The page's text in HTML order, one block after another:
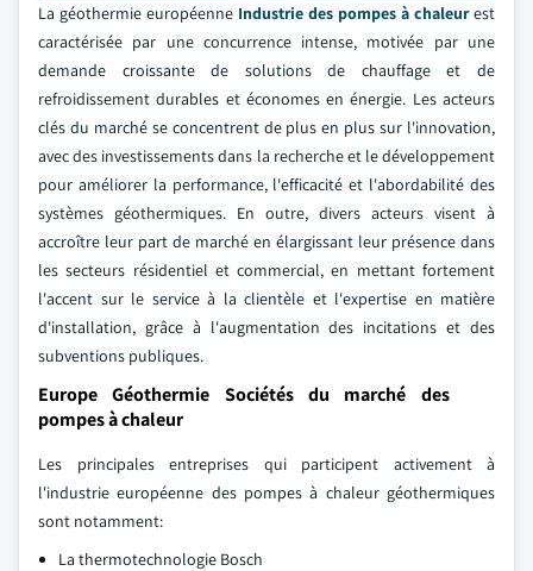
La géothermie européenne Industrie des pompes à chaleurest
caractérisée par une concurrence intense, motivée par une
demande croissante de solutions de chauffage et de
refroidissement durables et économes en énergie. Les acteurs
clés du marché se concentrent de plus en plus sur l'innovation,
avec des investissements dans la recherche et le développement
pour améliorer la performance, l'efficacité et l'abordabilité des
systèmes géothermiques. En outre, divers acteurs visent à
accroître leur part de marché en élargissant leur présence dans
les secteurs résidentiel et commercial, en mettant fortement
l'accent sur le service à la clientèle et l'expertise en matière
d'installation, grâce à l'augmentation des incitations et des
subventions publiques.
Europe Géothermie Sociétés du marché des
pompes à chaleur
Les principales entreprises qui participent activement à
l'industrie européenne des pompes à chaleur géothermiques
sont notamment:
La thermotechnologie Bosch